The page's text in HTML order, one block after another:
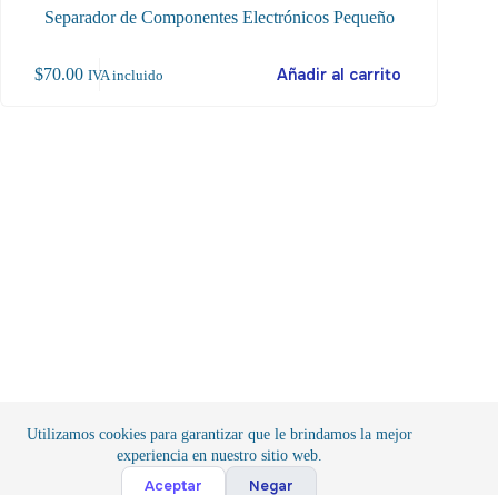
Utilizamos cookies para garantizar que le brindamos la mejor
experiencia en nuestro sitio web.
Aceptar Negar
Separador de Componentes Electrónicos Pequeño
$70.00 IVA incluido Añadir al carrito